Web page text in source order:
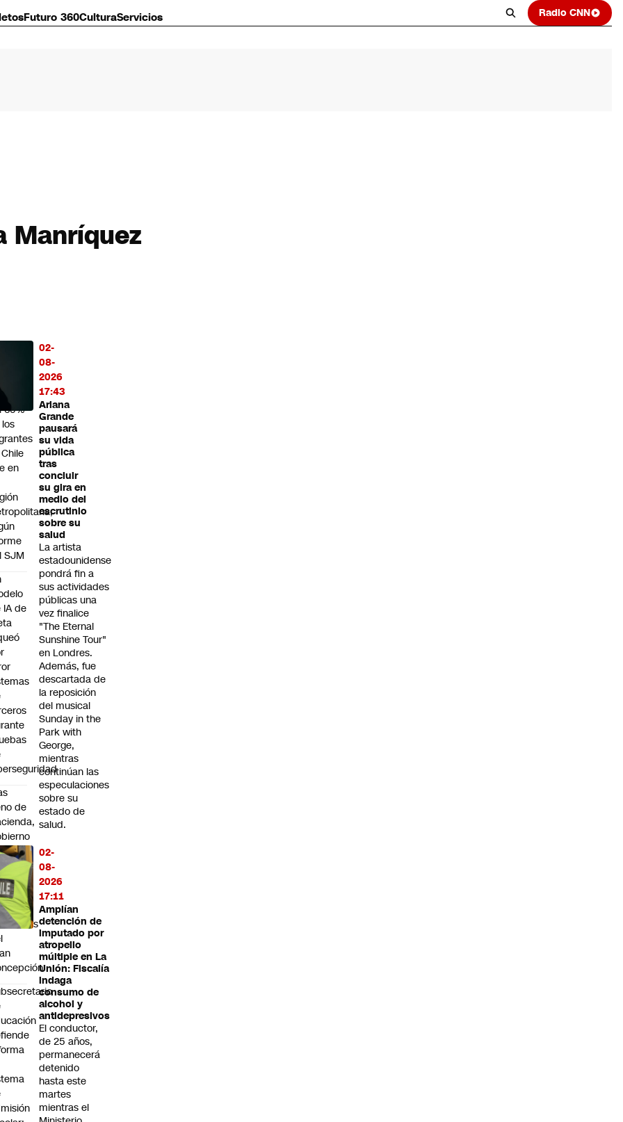
Futuro 360CulturaServicios Radio CNN
Manríquez
02-
08-
2026
17:43
Ariana
Grande
pausará
su vida
pública
tras
concluir
su gira en
medio del
escrutinio
sobre su
salud
La artista
estadounidense
pondrá fin a
sus actividades
públicas una
vez finalice
"The Eternal
Sunshine Tour"
en Londres.
Además, fue
descartada de
la reposición
del musical
Sunday in the
Park with
George,
mientras
continúan las
especulaciones
sobre su
estado de
salud.
02-
08-
2026
17:11
Amplían
detención de
imputado por
atropello
múltiple en La
Unión: Fiscalía
indaga
consumo de
alcohol y
antidepresivos
El conductor,
de 25 años,
permanecerá
detenido
hasta este
martes
mientras el
60%
en
SJM
IA de
de